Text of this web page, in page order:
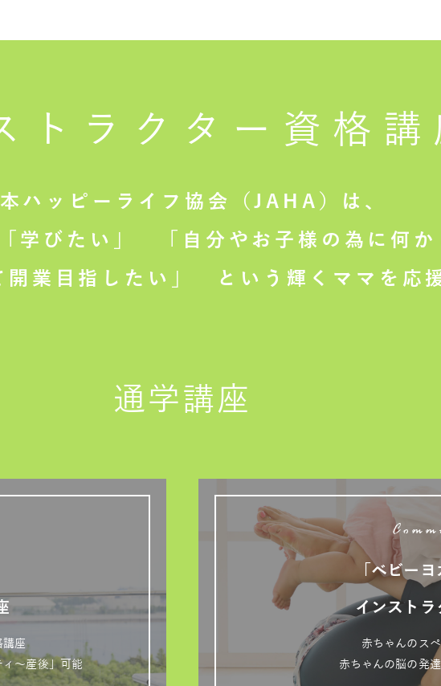
トラクター 資格講
本ハッピーライフ協会（JAHA）は、
学びたい」
「自分やお子様の為に何か
開業目指したい」
という輝くママを応
通学講座
講座
～産後」可能
「ベビー
インストラ
赤ちゃんのス
赤ちゃんの脳の発